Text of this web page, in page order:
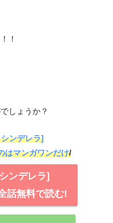
！
しょうか？
ンデレラ]
はマンガワンだけ/
ンデレラ]
話無料で読む!